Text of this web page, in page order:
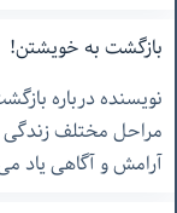
بازگشت به خویشتن!
نویسنده درباره
مراحل مختلف
آرامش و آگاهی یاد